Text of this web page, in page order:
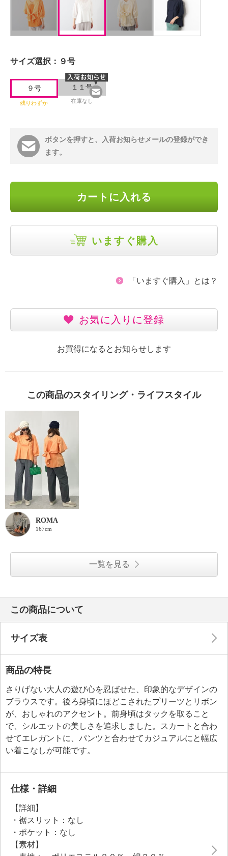
サイズ選択： ９号
９号
残りわずか
１１号
在庫なし
ボタンを押すと、入荷お知らせメールの登録ができ
ます。
カートに入れる
いますぐ購入
「いますぐ購入」とは？
お気に入りに登録
お買得になるとお知らせします
この商品のスタイリング・ライフスタイル
ROMA
167cm
一覧を見る
この商品について
サイズ表
商品の特長
さりげない大人の遊び心を忍ばせた、印象的なデザインの
ブラウスです。後ろ身頃にほどこされたプリーツとリボン
が、おしゃれのアクセント。前身頃はタックを取ること
で、シルエットの美しさを追求しました。スカートと合わ
せてエレガントに、パンツと合わせてカジュアルにと幅広
い着こなしが可能です。
仕様・詳細
【詳細】
・裾スリット：なし
・ポケット：なし
【素材】